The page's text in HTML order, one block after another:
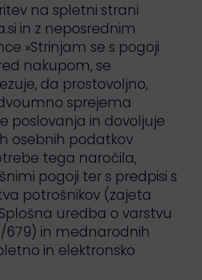
na spletni strani
in z neposrednim
»Strinjam se s pogoji
nakupom, se
da prostovoljno,
sprejema
poslovanja in dovoljuje
osebnih podatkov
tega naročila,
pogoji ter s predpisi s
potrošnikov (zajeta
uredba o varstvu
679) in mednarodnih
in elektronsko